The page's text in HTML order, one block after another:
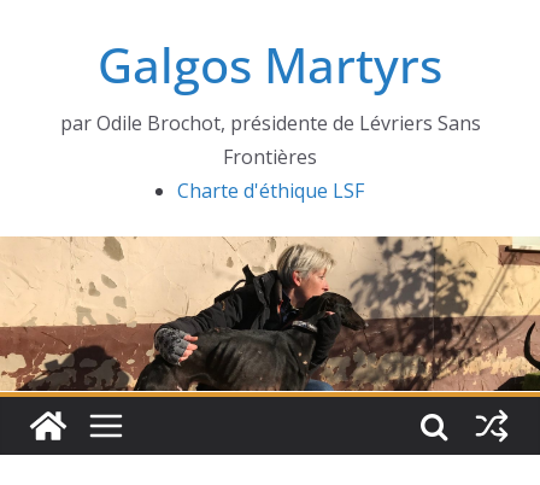
Galgos Martyrs
par Odile Brochot, présidente de Lévriers Sans
Frontières
Charte d'éthique LSF